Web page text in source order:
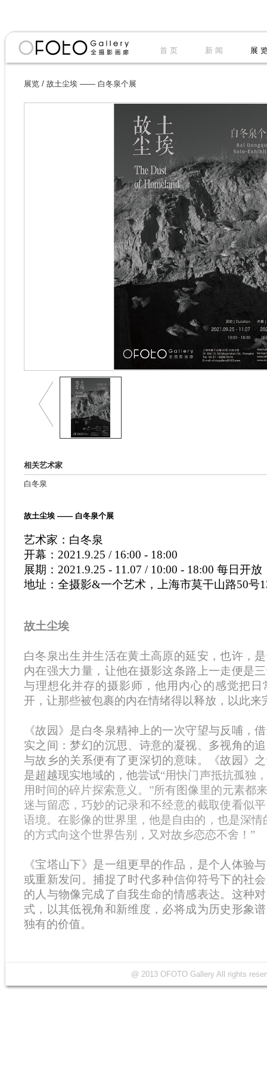
首 页 新 闻 展
展览 / 故土尘埃 —— 白冬泉个展
相关艺术家
白冬泉
故土尘埃 —— 白冬泉个展
艺术家：白冬泉
开幕：2021.9.25 / 16:00 - 18:00
展期：2021.9.25 - 11.07 / 10:00 - 18:00 每日开放
地址：全摄影&一个艺术，上海市莫干山路50号
故土尘埃
白冬泉出生并生活在黄土高原的延安，也许，
内在强大力量，让他在摄影这条路上一走便是
与理想化并存的摄影师，他用内心的感觉把
开，让那些被包裹的内在情绪得以释放，以此来
《故园》是白冬泉精神上的一次守望与反哺，
实之间：梦幻的沉思、诗意的凝视、多视角的
与故乡的关系便有了更深切的意味。《故园》
是超越现实地域的，他尝试“用快门声抵抗孤独
用时间的碎片探索意义。”所有图像里的元素都
迷与留恋，巧妙的记录和不经意的截取使看似
语境。在影像的世界里，他是自由的，也是深情
的方式向这个世界告别，又对故乡恋恋不舍！”
《宝塔山下》是一组更早的作品，是个人体验
或重新发问。捕捉了时代多种信仰符号下的社
的人与物像完成了自我生命的情感表达。这种
式，以其低视角和新维度，必将成为历史形象
独有的价值。
@ 2013 OFOTO Gallery All rights